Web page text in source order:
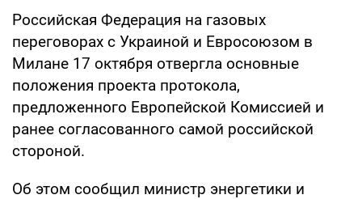
Российская Федерация на газовых
переговорах с Украиной и Евросоюзом в
Милане 17 октября отвергла основные
положения проекта протокола,
предложенного Европейской Комиссией и
ранее согласованного самой российской
стороной.
Об этом сообщил министр энергетики и